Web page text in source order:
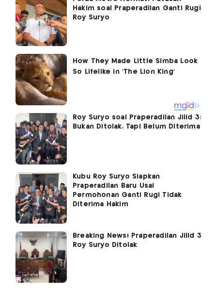
Hakim soal Praperadilan Ganti Rugi
Roy Suryo
Roy Suryo soal Praperadilan Jilid 3:
Bukan Ditolak, Tapi Belum Diterima
Kubu Roy Suryo Siapkan
Praperadilan Baru Usai
Permohonan Ganti Rugi Tidak
Diterima Hakim
Breaking News! Praperadilan Jilid 3
Roy Suryo Ditolak